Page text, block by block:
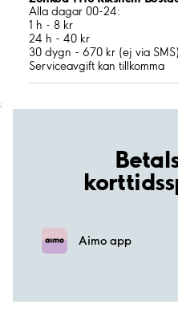
Alla dagar 00-24:
1 h - 8 kr
24 h - 40 kr
30 dygn - 670 kr (ej via SMS)
Serviceavgift kan tillkomma
;
Aimo app